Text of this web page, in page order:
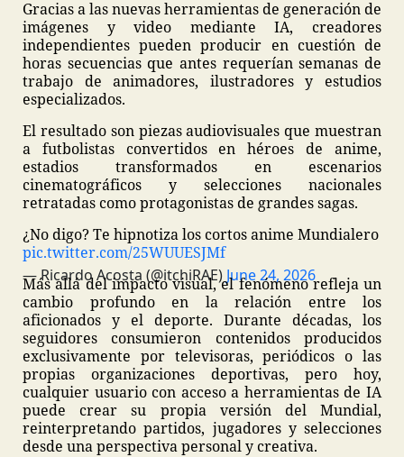
Gracias a las nuevas herramientas de generación de
imágenes y video mediante IA, creadores
independientes pueden producir en cuestión de
horas secuencias que antes requerían semanas de
trabajo de animadores, ilustradores y estudios
especializados.
El resultado son piezas audiovisuales que muestran
a futbolistas convertidos en héroes de anime,
estadios transformados en escenarios
cinematográficos y selecciones nacionales
retratadas como protagonistas de grandes sagas.
¿No digo? Te hipnotiza los cortos anime Mundialero
pic.twitter.com/25WUUESJMf
— Ricardo Acosta (@itchiRAE) June 24, 2026
Más allá del impacto visual, el fenómeno refleja un
cambio profundo en la relación entre los
aficionados y el deporte. Durante décadas, los
seguidores consumieron contenidos producidos
exclusivamente por televisoras, periódicos o las
propias organizaciones deportivas, pero hoy,
cualquier usuario con acceso a herramientas de IA
puede crear su propia versión del Mundial,
reinterpretando partidos, jugadores y selecciones
desde una perspectiva personal y creativa.